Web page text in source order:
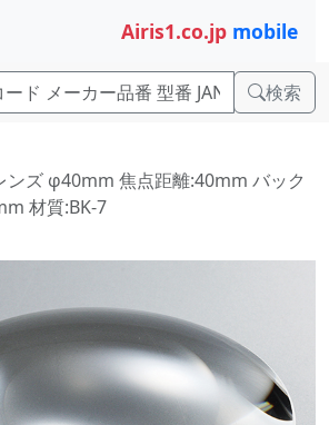
Airis1.co.jp mobile
検索
ンズ φ40mm 焦点距離:40mm バック
材質:BK-7